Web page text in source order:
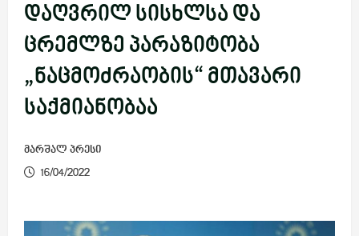
დაღვრილ სისხლსა და
ცრემლზე პარაზიტობა
„ნაცმოძრაობის“ მთავარი
საქმიანობაა
მარშალ პრესი
16/04/2022